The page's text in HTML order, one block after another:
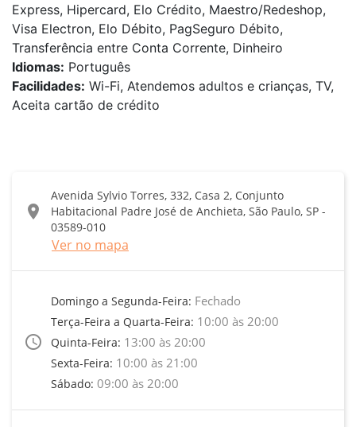
Express, Hipercard, Elo Crédito, Maestro/Redeshop,
Visa Electron, Elo Débito, PagSeguro Débito,
Transferência entre Conta Corrente, Dinheiro
Idiomas: Português
Facilidades: Wi-Fi, Atendemos adultos e crianças, TV,
Aceita cartão de crédito
location_on
Avenida Sylvio Torres, 332, Casa 2, Conjunto
Habitacional Padre José de Anchieta, São Paulo, SP -
03589-010
Ver no mapa
access_time
Domingo a Segunda-Feira: Fechado
Terça-Feira a Quarta-Feira: 10:00 às 20:00
Quinta-Feira: 13:00 às 20:00
Sexta-Feira: 10:00 às 21:00
Sábado: 09:00 às 20:00